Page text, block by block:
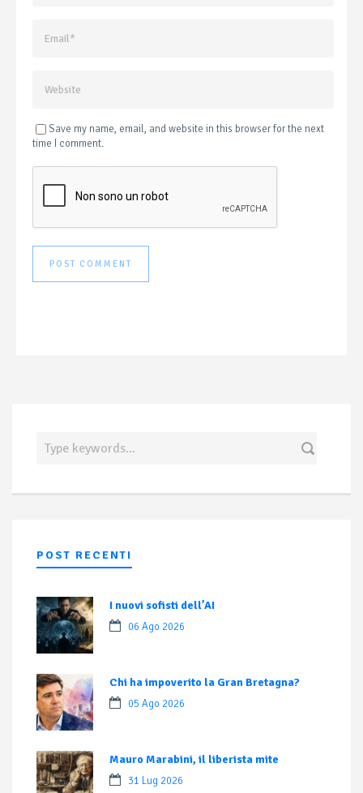
Save my name, email, and website in this browser for the next
time I comment.
POST RECENTI
I nuovi sofisti dell’AI
06 Ago 2026
Chi ha impoverito la Gran Bretagna?
05 Ago 2026
Mauro Marabini, il liberista mite
31 Lug 2026